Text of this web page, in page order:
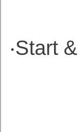
‧Start